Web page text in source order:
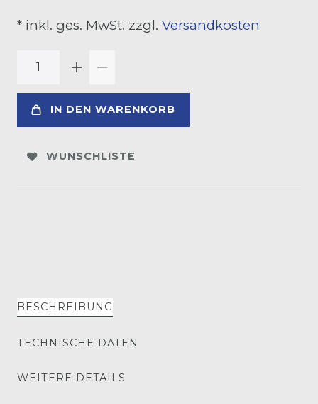
* inkl. ges. MwSt. zzgl. Versandkosten
IN DEN WARENKORB
WUNSCHLISTE
BESCHREIBUNG
TECHNISCHE DATEN
WEITERE DETAILS